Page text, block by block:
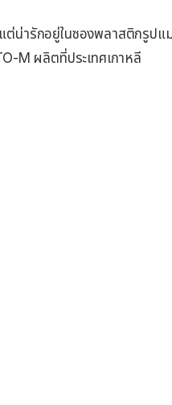
น่ารักอยู่ในซองพลาสติกรูปแ
M ผลิตที่ประเทศเกาหลี